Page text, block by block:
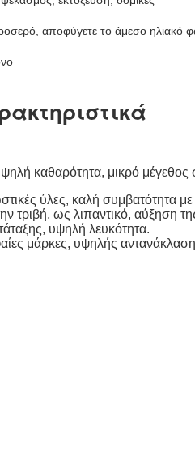
αποφύγετε το άμεσο ηλιακό
καθαρότητα, μικρό
ύλες, καλή συμβατότητα
τριβή, ως λιπαντικό, αύξηση
υψηλή λευκότητα.
μάρκες, υψηλής